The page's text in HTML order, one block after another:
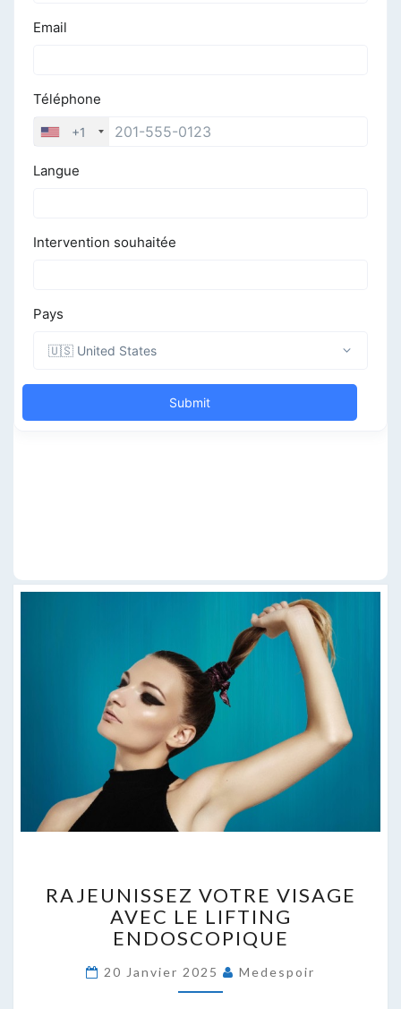
VOTRE
VISAGE
AVEC
LIFTING
ENDOSCOPIQUE
RAJEUNISSEZ VOTRE VISAGE
AVEC LE LIFTING
ENDOSCOPIQUE
20 Janvier 2025 Medespoir